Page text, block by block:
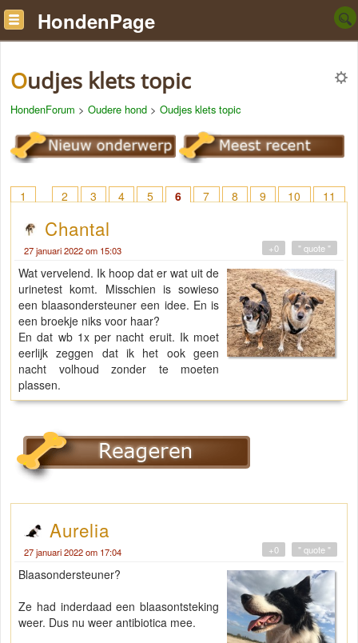
HondenPage
Oudjes klets topic
HondenForum > Oudere hond > Oudjes klets topic
1 2 3 4 5 6 7 8 9 10
11
Chantal
27 januari 2022 om 15:03 " quote "
+0
Wat vervelend. Ik hoop dat er wat uit de
urinetest komt. Misschien is sowieso
een blaasondersteuner een idee. En is
een broekje niks voor haar?
En dat wb 1x per nacht eruit. Ik moet
eerlijk zeggen dat ik het ook geen
nacht volhoud zonder te moeten
plassen.
Aurelia
27 januari 2022 om 17:04 " quote "
+0
Blaasondersteuner?
Ze had inderdaad een blaasontsteking
weer. Dus nu weer antibiotica mee.